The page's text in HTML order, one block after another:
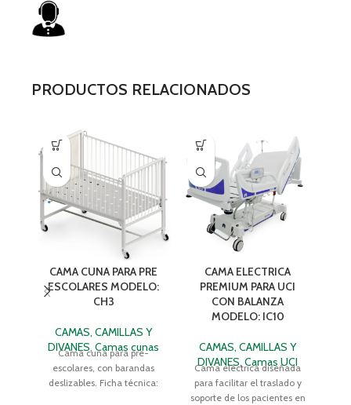
PRODUCTOS RELACIONADOS
CAMA CUNA PARA PRE
ESCOLARES MODELO:
CH3
CAMAS, CAMILLAS Y
DIVANES, Camas cunas
Cama cuna para pre-
escolares, con barandas
deslizables. Ficha técnica:
CAMA ELECTRICA
PREMIUM PARA UCI
CON BALANZA
MODELO: IC10
CAMAS, CAMILLAS Y
DIVANES,Camas UCI
Cama eléctrica diseñada
para facilitar el traslado y
soporte de los pacientes en